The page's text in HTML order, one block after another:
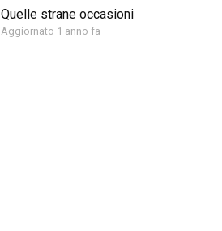
Quelle strane occasioni
Aggiornato 1 anno fa